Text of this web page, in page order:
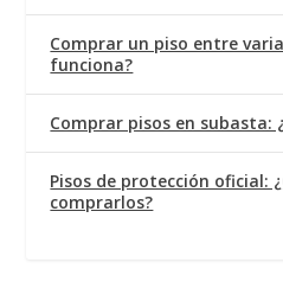
Comprar un piso entre
funciona?
Comprar pisos en subasta:
Pisos de protección oficial:
comprarlos?